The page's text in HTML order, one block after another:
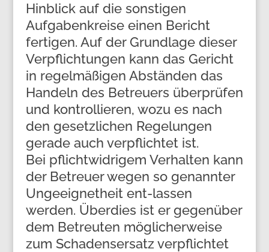
Hinblick auf die sonstigen
Aufgabenkreise einen Bericht
fertigen. Auf der Grundlage dieser
Verpflichtungen kann das Gericht
in regelmäßigen Abständen das
Handeln des Betreuers überprüfen
und kontrollieren, wozu es nach
den gesetzlichen Regelungen
gerade auch verpflichtet ist.
Bei pflichtwidrigem Verhalten kann
der Betreuer wegen so genannter
Ungeeignetheit ent-lassen
werden. Überdies ist er gegenüber
dem Betreuten möglicherweise
zum Schadensersatz verpflichtet